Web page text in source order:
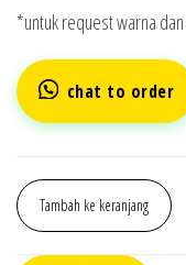
*untuk request warna
chat to order
Tambah ke keranjang